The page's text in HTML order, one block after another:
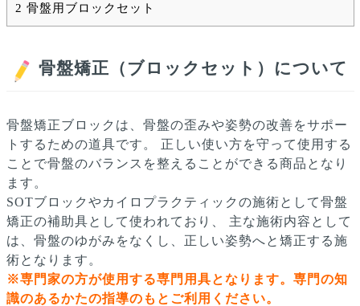
2 骨盤用ブロックセット
骨盤矯正（ブロックセット）について
骨盤矯正ブロックは、骨盤の歪みや姿勢の改善をサポー
トするための道具です。
正しい使い方を守って使用する
ことで骨盤のバランスを整えることができる商品となり
ます。
SOTブロックやカイロプラクティックの施術として骨盤
矯正の補助具として使われており、 主な施術内容として
は、骨盤のゆがみをなくし、正しい姿勢へと矯正する施
術となります。
※専門家の方が使用する専門用具となります。専門の知
識のあるかたの指導のもとご利用ください。